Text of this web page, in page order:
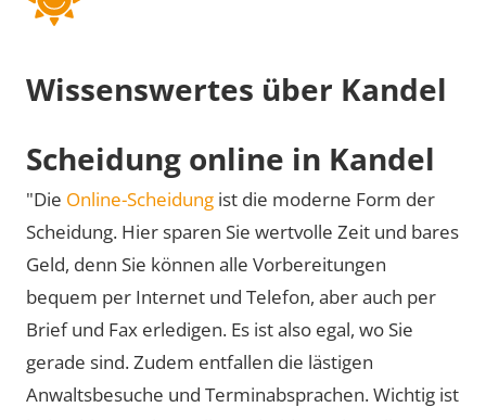
Wissenswertes über Kandel
Scheidung online in Kandel
"Die Online-Scheidung ist die moderne Form der
Scheidung. Hier sparen Sie wertvolle Zeit und bares
Geld, denn Sie können alle Vorbereitungen
bequem per Internet und Telefon, aber auch per
Brief und Fax erledigen. Es ist also egal, wo Sie
gerade sind. Zudem entfallen die lästigen
Anwaltsbesuche und Terminabsprachen. Wichtig ist